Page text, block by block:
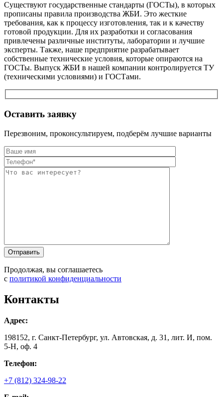
Существуют государственные стандарты (ГОСТы), в которых
прописаны правила производства ЖБИ. Это жесткие
требования, как к процессу изготовления, так и к качеству
готовой продукции. Для их разработки и согласования
привлечены различные институты, лаборатории и лучшие
эксперты. Также, наше предприятие разрабатывает
собственные технические условия, которые опираются на
ГОСТы. Выпуск ЖБИ в нашей компании контролируется ТУ
(техническими условиями) и ГОСТами.
Оставить заявку
Перезвоним, проконсультируем, подберём лучшие варианты
Продолжая, вы соглашаетесь
с политикой конфиденциальности
Контакты
Адрес:
198152, г. Санкт-Петербург, ул. Автовская, д. 31, лит. И, пом.
5-Н, оф. 4
Телефон:
+7 (812) 324-98-22